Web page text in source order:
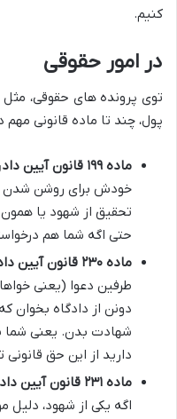
کنیم.
در امور حقوقی
توی پرونده های حقوقی، مثل
پول، چند تا ماده قانونی
ماده ۱۹۹ قانون آیین دادرسی مدنی:
خودش برای روشن شدن
تحقیق از شهود یا
حتی اگه شما هم
ماده ۲۳۰ قانون آیین دادرسی مدنی:
طرفین دعوا (یعنی
دونن از دادگاه بخوان
شهادت بدن. یعنی شما
دارید از این حق
ماده ۲۳۱ قانون آیین دادرسی مدنی:
اگه یکی از شهود، دلیل